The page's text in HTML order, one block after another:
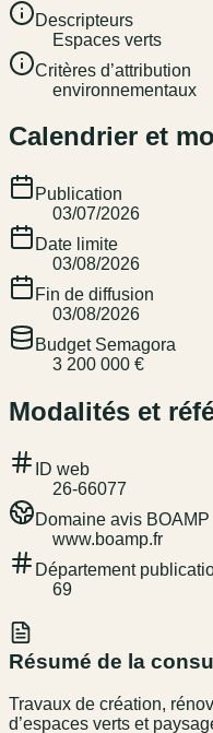
Descripteurs
Espaces verts
Critères d’attribution
environnementaux
Calendrier et
Publication
03/07/2026
Date limite
03/08/2026
Fin de diffusion
03/08/2026
Budget Semagora
3 200 000 €
Modalités et
ID web
26-66077
Domaine avis BOAMP
www.boamp.fr
Département
69
Résumé de la
Travaux de création,
d’espaces verts et